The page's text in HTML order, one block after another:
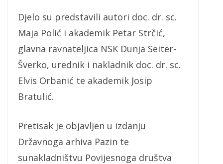
Djelo su predstavili autori doc. dr. sc.
Maja Polić i akademik Petar Strčić,
glavna ravnateljica NSK Dunja Seiter-
Šverko, urednik i nakladnik doc. dr. sc.
Elvis Orbanić te akademik Josip
Bratulić.
Pretisak je objavljen u izdanju
Državnoga arhiva Pazin te
sunakladništvu Povijesnoga društva